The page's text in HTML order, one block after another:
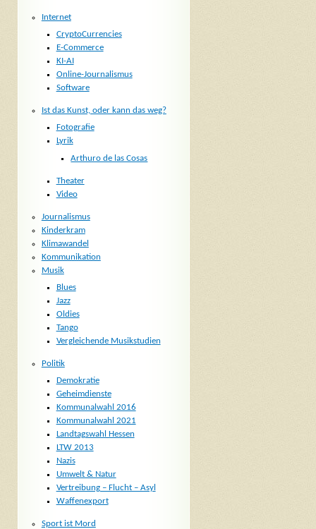
Internet
CryptoCurrencies
E-Commerce
KI-AI
Online-Journalismus
Software
Ist das Kunst, oder kann das weg?
Fotografie
Lyrik
Arthuro de las Cosas
Theater
Video
Journalismus
Kinderkram
Klimawandel
Kommunikation
Musik
Blues
Jazz
Oldies
Tango
Vergleichende Musikstudien
Politik
Demokratie
Geheimdienste
Kommunalwahl 2016
Kommunalwahl 2021
Landtagswahl Hessen
LTW 2013
Nazis
Umwelt & Natur
Vertreibung – Flucht – Asyl
Waffenexport
Sport ist Mord